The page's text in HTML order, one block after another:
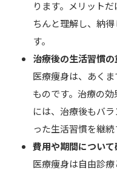
ります。メリット
ちんと理解し、納
す。
治療後の生活習慣の
医療痩身は、あく
ものです。治療の
には、治療後もバ
った生活習慣を継続
費用や期間について
医療痩身は自由診